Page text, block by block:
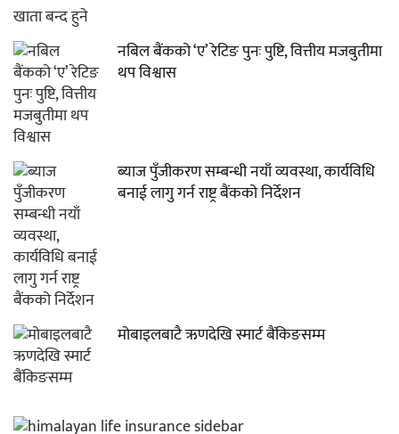
नबिल बैंकको ‘ए’ रेटिङ पुनः पुष्टि, वित्तीय मजबुतीमा
थप विश्वास
ब्याज पुँजीकरण सम्बन्धी नयाँ व्यवस्था, कार्यविधि
बनाई लागु गर्न राष्ट्र बैंकको निर्देशन
मोबाइलबाटै ऋणदेखि स्मार्ट बैंकिङसम्म